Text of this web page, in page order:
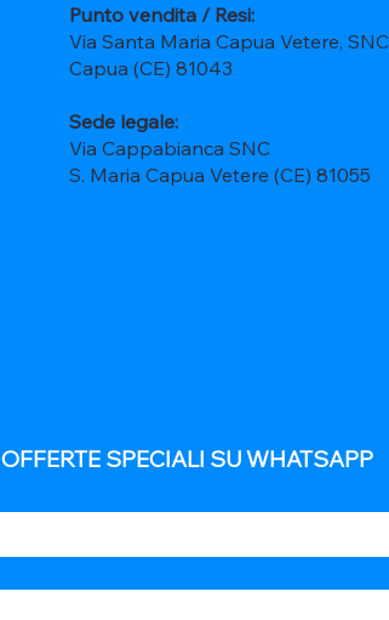
Punto vendita / Resi:
Via Santa Maria Capua Vetere, SNC
Capua (CE) 81043
Sede legale:
Via Cappabianca SNC
S. Maria Capua Vetere (CE) 81055
SPECIALI SU WHATSAPP